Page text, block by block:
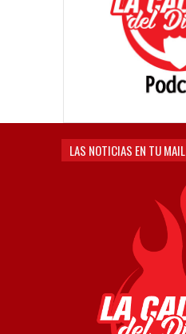
LAS NOTICIAS EN TU MAIL